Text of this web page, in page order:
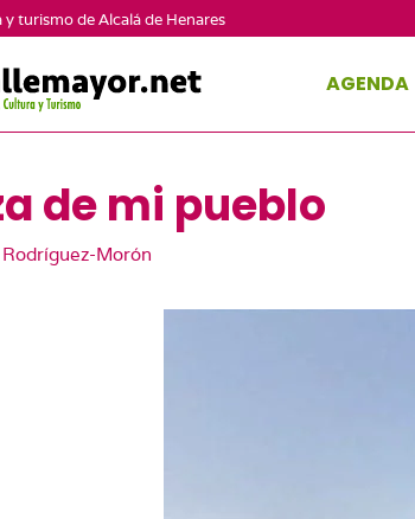
turismo de Alcalá de Henares
AGENDA
de mi pueblo
Morón